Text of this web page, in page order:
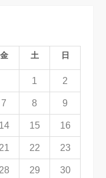
金 土 日
1 2
7 8 9
14 15 16
21 22 23
28 29 30